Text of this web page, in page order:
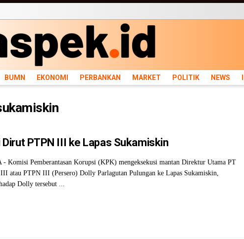
EKONOMI PERBANKAN MARKET POLITIK NEWS INFRASTRUKTUR LIFESTYLE
BUMN EKONOMI PERBANKAN MARKET POLITIK NEWS
Dirut PTPN III ke Lapas Sukamiskin
Komisi Pemberantasan Korupsi (KPK) mengeksekusi mantan Direktur Utama PT
III atau PTPN III (Persero) Dolly Parlagutan Pulungan ke Lapas Sukamiskin,
Dolly tersebut ...